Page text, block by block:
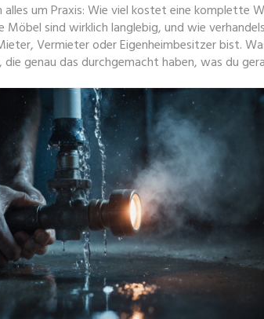
um Praxis: Wie viel kostet eine komplette
Möbel sind wirklich langlebig, und wie
Vermieter oder Eigenheimbesitzer bist.
genau das durchgemacht haben, was du